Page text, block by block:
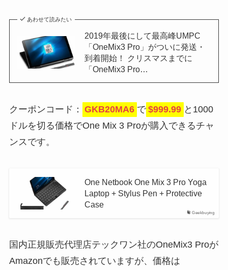
あわせて読みたい
2019年最後にして最高峰UMPC
「OneMix3 Pro」がついに発送・
到着開始！ クリスマスまでに
「OneMix3 Pro…
クーポンコード： GKB20MA6 で $999.99 と1000
ドルを切る価格でOne Mix 3 Proが購入できるチャ
ンスです。
Geekbuying
One Netbook One Mix 3 Pro Yoga
Laptop + Stylus Pen + Protective
Case
国内正規販売代理店テックワン社のOneMix3 Proが
Amazonでも販売されていますが、価格は